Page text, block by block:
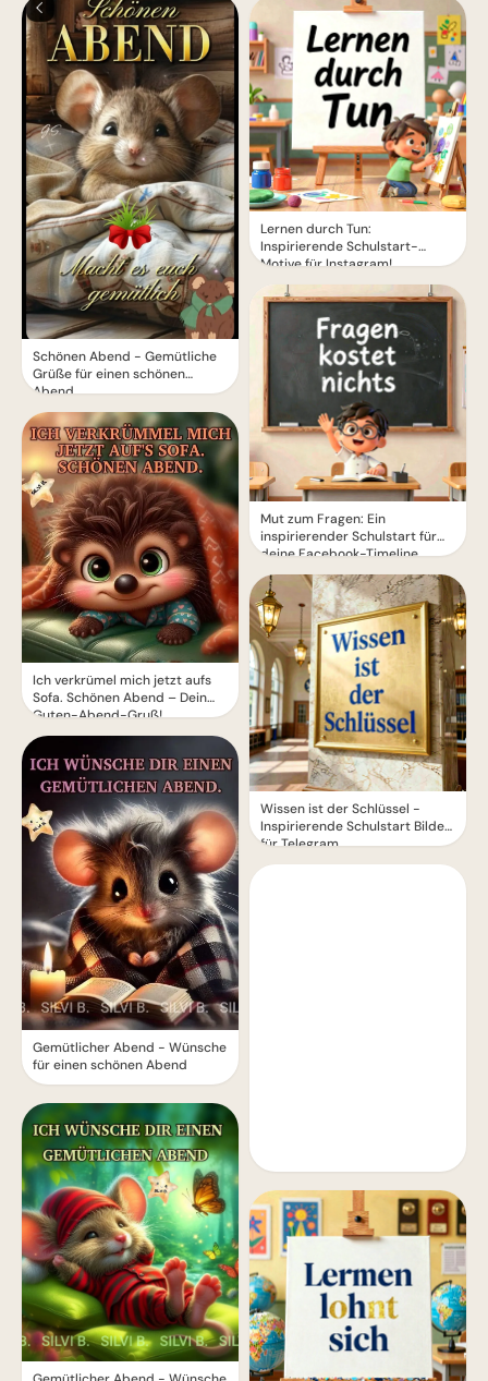
Schönen Abend - Gemütliche
Grüße für einen schönen
Abend
Ich verkrümel mich jetzt aufs
Sofa. Schönen Abend – Dein
Guten-Abend-Gruß!
Gemütlicher Abend - Wünsche
für einen schönen Abend
Lernen durch Tun:
Inspirierende Schulstart-
Motive für Instagram!
Mut zum Fragen: Ein
inspirierender Schulstart für
deine Facebook-Timeline
Wissen ist der Schlüssel -
Inspirierende Schulstart Bilder
für Telegram